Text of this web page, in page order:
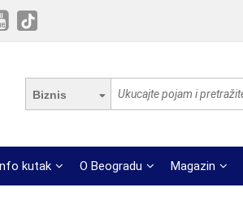
Biznis
kutak O Beogradu Magazin